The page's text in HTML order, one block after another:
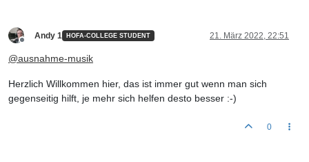
Andy 1 HOFA-COLLEGE STUDENT 21. März 2022, 22:51
@ausnahme-musik
Herzlich Willkommen hier, das ist immer gut wenn man sich
gegenseitig hilft, je mehr sich helfen desto besser :-)
0